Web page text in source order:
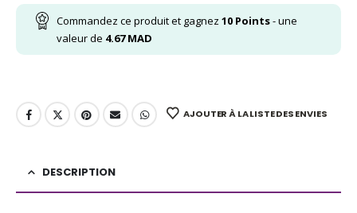
Commandez ce produit et gagnez 10 Points- une
valeur de 4.67MAD
AJOUTER À LA LISTE DES ENVIES
DESCRIPTION